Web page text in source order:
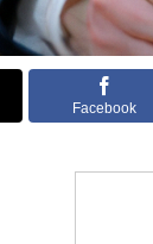
Facebook